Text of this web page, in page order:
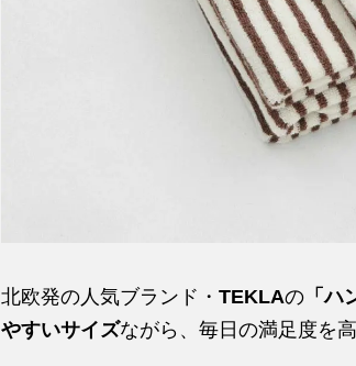
北欧発の人気ブランド・ TEKLAの 「ハ
やすいサイズながら、毎日の満足度を